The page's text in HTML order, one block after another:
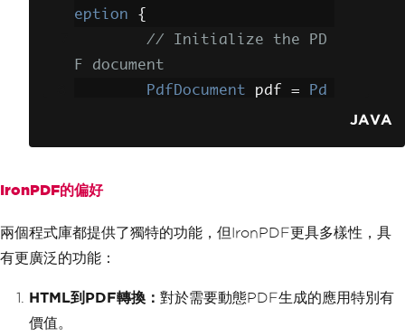
}
catch (Throwable
t
{
            t
.printStackTrac
}
eption
{
// Initialize the PD
F document
PdfDocument pdf =
Pd
        pdf
.addTextHeader("H
eader"
ons());
JAVA
IronPDF的偏好
兩個程式庫都提供了獨特的功能，但IronPDF更具多樣性，具
有更廣泛的功能：
HTML到PDF轉換： 對於需要動態PDF生成的應用特別有
價值。